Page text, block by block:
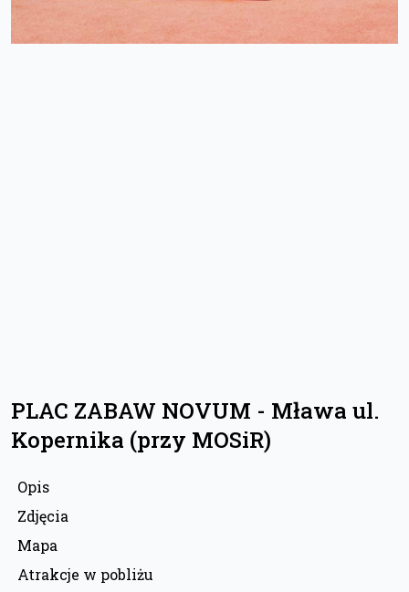
PLAC ZABAW NOVUM - Mława ul.
Kopernika (przy MOSiR)
Opis
Zdjęcia
Mapa
Atrakcje w pobliżu